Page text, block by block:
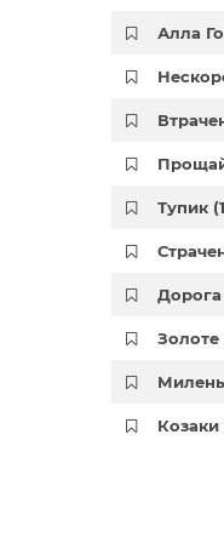
Алла
Тупик
Дорога
Золоте
Козаки